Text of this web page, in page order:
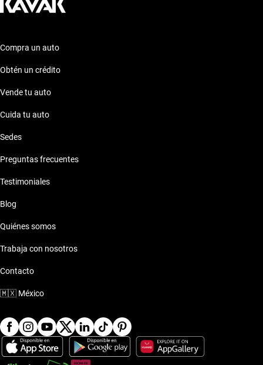
Compra un auto
Obtén un crédito
Vende tu auto
Cuida tu auto
Sedes
Preguntas frecuentes
Testimoniales
Blog
Quiénes somos
Trabaja con nosotros
Contacto
🇲🇽 México